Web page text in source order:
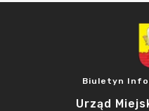
Biuletyn
Urząd